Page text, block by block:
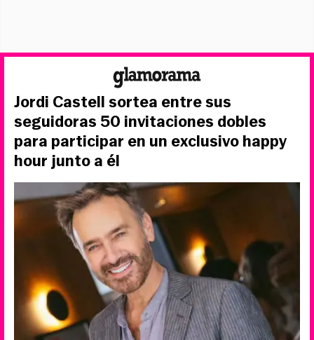
Jordi Castell sortea entre sus
seguidoras 50 invitaciones dobles
para participar en un exclusivo happy
hour junto a él